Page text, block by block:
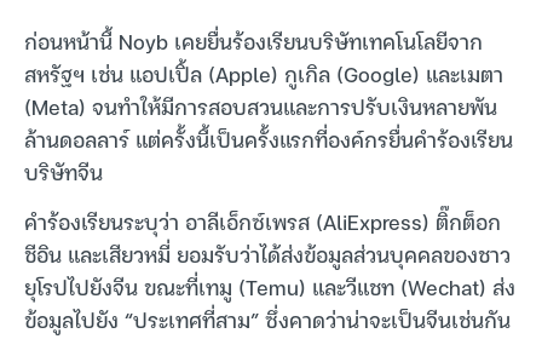
ก่อนหน้านี้ Noyb เคยยื่นร้องเรียนบริษัทเทคโนโลยีจาก
สหรัฐฯ เช่น แอปเปิ้ล (Apple) กูเกิล (Google) และเมตา
(Meta) จนทำให้มีการสอบสวนและการปรับเงินหลายพัน
ล้านดอลลาร์ แต่ครั้งนี้เป็นครั้งแรกที่องค์กรยื่นคำร้องเรียน
บริษัทจีน
คำร้องเรียนระบุว่า อาลีเอ็กซ์เพรส (AliExpress) ติ๊กต็อก
ชีอิน และเสียวหมี่ ยอมรับว่าได้ส่งข้อมูลส่วนบุคคลของชาว
ยุโรปไปยังจีน ขณะที่เทมู (Temu) และวีแชท (Wechat) ส่ง
ข้อมูลไปยัง “ประเทศที่สาม” ซึ่งคาดว่าน่าจะเป็นจีนเช่นกัน